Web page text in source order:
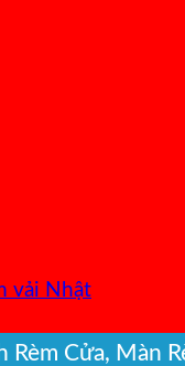
Rèm Cửa, Màn